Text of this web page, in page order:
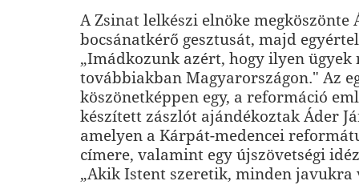
A Zsinat lelkészi elnöke megköszönte
bocsánatkérő gesztusát, majd
„Imádkozunk azért, hogy ilyen ügyek
továbbiakban Magyarországon." Az
köszönetképpen egy, a reformáció
készített zászlót ajándékoztak Áder
amelyen a Kárpát-medencei
címere, valamint egy újszövetségi
„Akik Istent szeretik, minden javukra